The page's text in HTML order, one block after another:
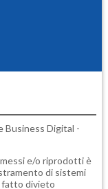
Business Digital -
e/o riprodotti è
di sistemi
fatto divieto